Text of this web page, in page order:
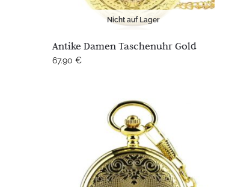
Nicht auf Lager
Antike Damen Taschenuhr Gold
67.90 €